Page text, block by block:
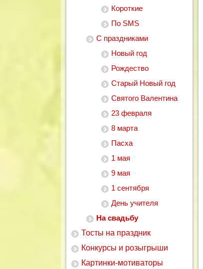
Короткие
По SMS
С праздниками
Новый год
Рождество
Старый Новый год
Святого Валентина
23 февраля
8 марта
Пасха
1 мая
9 мая
1 сентября
День учителя
На свадьбу
Тосты на праздник
Конкурсы и розыгрыши
Картинки-мотиваторы